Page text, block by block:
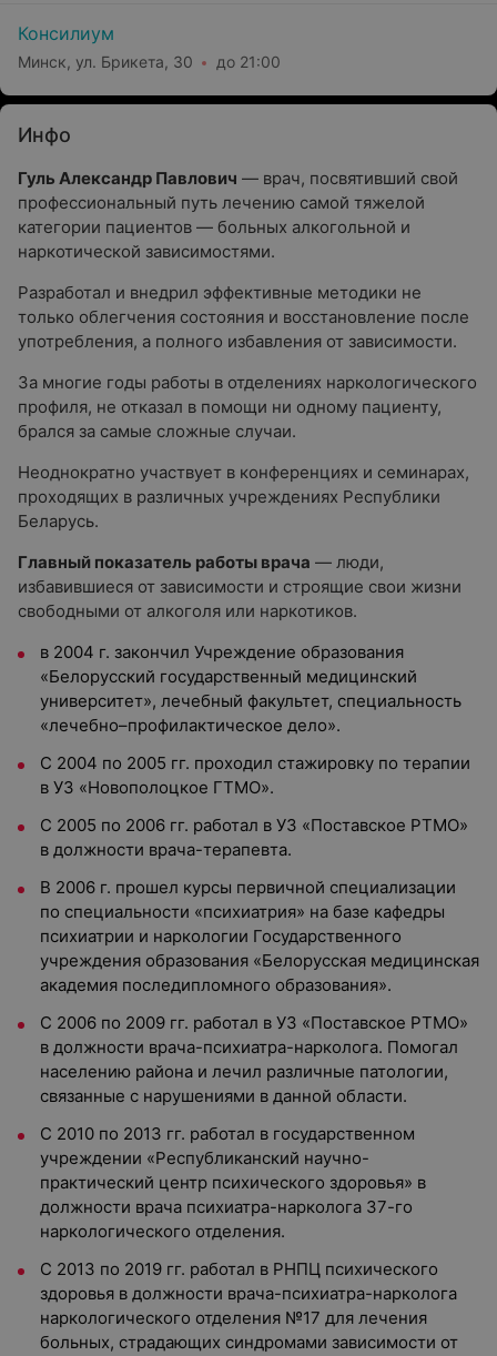
Консилиум
Минск, ул. Брикета, 30 до 21:00
Инфо
Гуль Александр Павлович — врач, посвятивший свой
профессиональный путь лечению самой тяжелой
категории пациентов — больных алкогольной и
наркотической зависимостями.
Разработал и внедрил эффективные методики не
только облегчения состояния и восстановление после
употребления, а полного избавления от зависимости.
За многие годы работы в отделениях наркологического
профиля, не отказал в помощи ни одному пациенту,
брался за самые сложные случаи.
Неоднократно участвует в конференциях и семинарах,
проходящих в различных учреждениях Республики
Беларусь.
Главный показатель работы врача — люди,
избавившиеся от зависимости и строящие свои жизни
свободными от алкоголя или наркотиков.
в 2004 г. закончил Учреждение образования
«Белорусский государственный медицинский
университет», лечебный факультет, специальность
«лечебно–профилактическое дело».
С 2004 по 2005 гг. проходил стажировку по терапии
в УЗ «Новополоцкое ГТМО».
С 2005 по 2006 гг. работал в УЗ «Поставское РТМО»
в должности врача-терапевта.
В 2006 г. прошел курсы первичной специализации
по специальности «психиатрия» на базе кафедры
психиатрии и наркологии Государственного
учреждения образования «Белорусская медицинская
академия последипломного образования».
С 2006 по 2009 гг. работал в УЗ «Поставское РТМО»
в должности врача-психиатра-нарколога. Помогал
населению района и лечил различные патологии,
связанные с нарушениями в данной области.
С 2010 по 2013 гг. работал в государственном
учреждении «Республиканский научно-
практический центр психического здоровья» в
должности врача психиатра-нарколога 37-го
наркологического отделения.
С 2013 по 2019 гг. работал в РНПЦ психического
здоровья в должности врача-психиатра-нарколога
наркологического отделения №17 для лечения
больных, страдающих синдромами зависимости от